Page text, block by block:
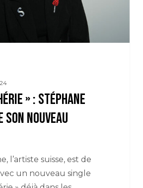
» : STÉPHANE
SON NOUVEAU
l’artiste suisse, est de
un nouveau single